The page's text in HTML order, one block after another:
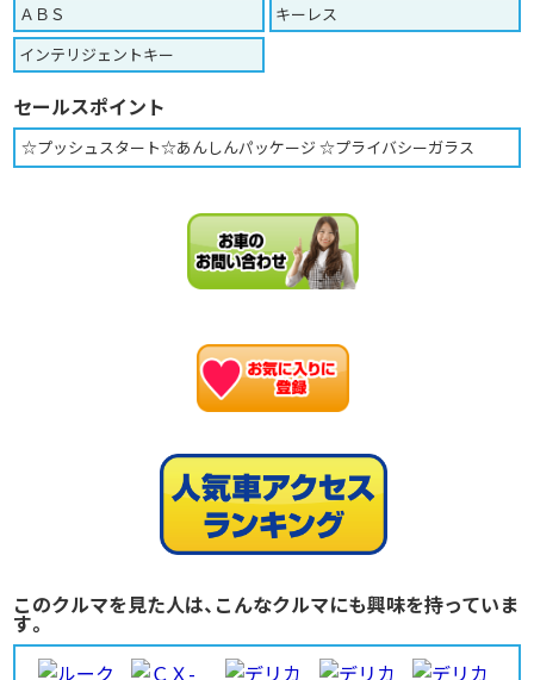
ＡＢＳ
キーレス
インテリジェントキー
セールスポイント
☆プッシュスタート☆あんしんパッケージ ☆プライバシーガラス
このクルマを見た人は、こんなクルマにも興味を持っていま
す。